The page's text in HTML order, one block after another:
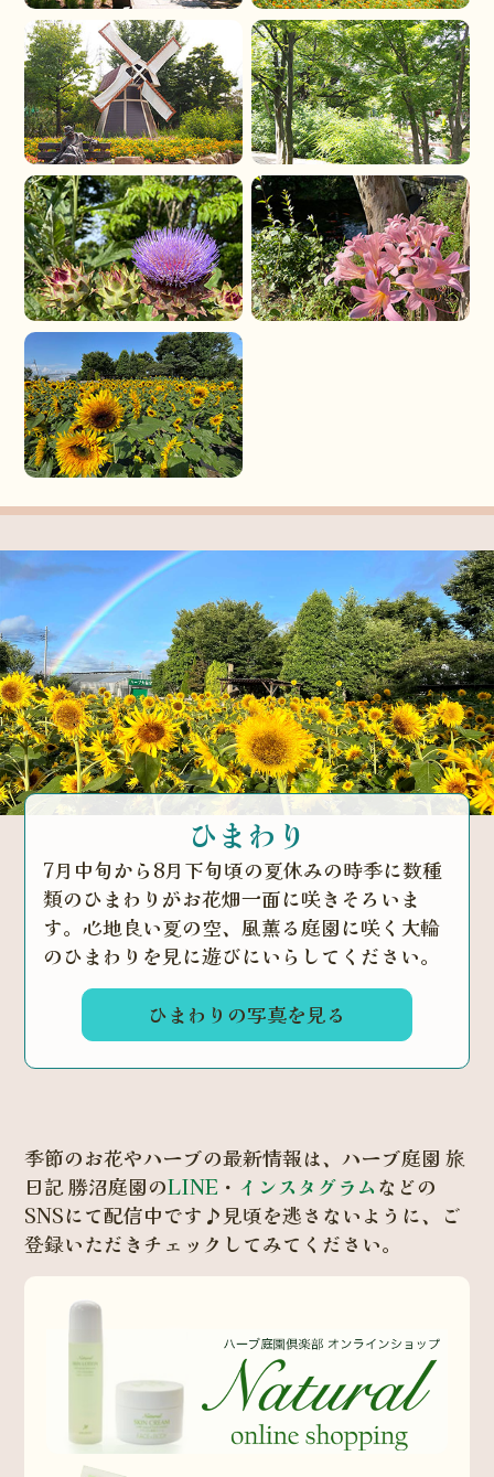
ひまわり
7月中旬から8月下旬頃の夏休みの時季に数種
類のひまわりがお花畑一面に咲きそろいま
す。心地良い夏の空、風薫る庭園に咲く大輪
のひまわりを見に遊びにいらしてください。
ひまわりの写真を見る
季節のお花やハーブの最新情報は、ハーブ庭園 旅
日記 勝沼庭園のLINE ・ インスタグラム などの
SNSにて配信中です♪見頃を逃さないように、ご
登録いただきチェックしてみてください。